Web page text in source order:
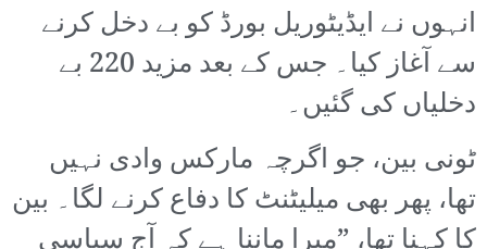
انہوں نے ایڈیٹوریل بورڈ کو بے دخل کرنے
سے آغاز کیا۔ جس کے بعد مزید 220 بے
دخلیاں کی گئیں۔
ٹونی بین، جو اگرچہ مارکس وادی نہیں
تھا، پھر بھی میلیٹنٹ کا دفاع کرنے لگا۔ بین